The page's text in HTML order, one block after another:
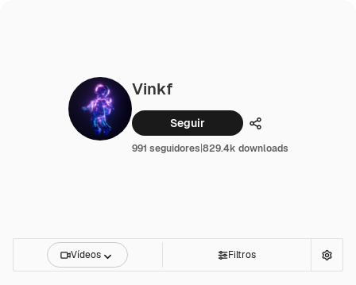
Vinkf
Seguir Compartilhar
991 seguidores|829.4k downloads
Vídeos Filtros